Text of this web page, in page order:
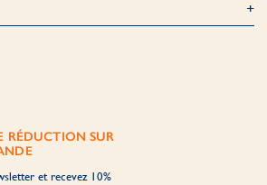
RÉDUCTION SUR
et recevez 10%